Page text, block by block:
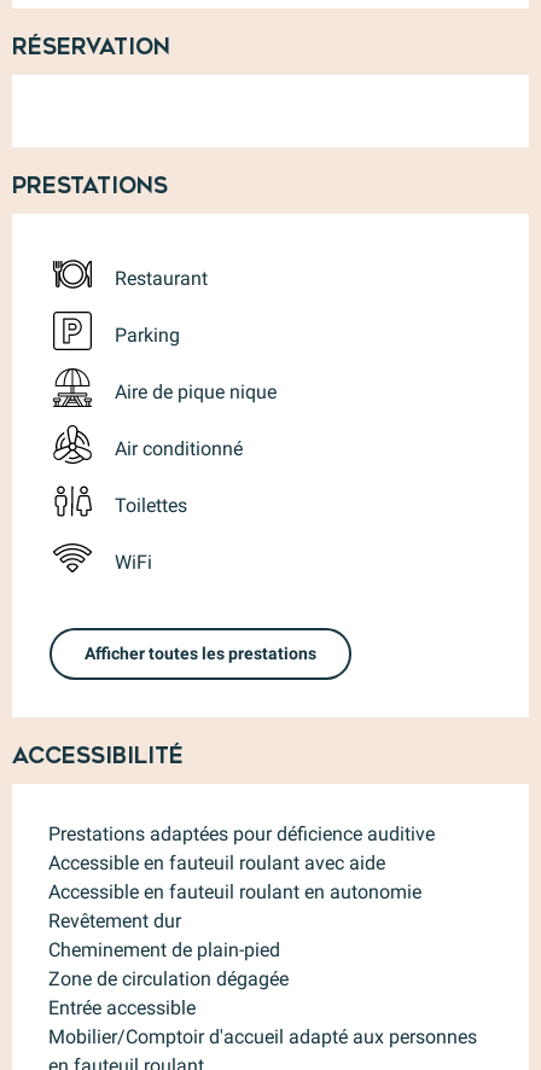
Réservation
Prestations
Restaurant
Parking
Aire de pique nique
Air conditionné
Toilettes
WiFi
Afficher toutes les prestations
Accessibilité
Prestations adaptées pour déficience auditive
Accessible en fauteuil roulant avec aide
Accessible en fauteuil roulant en autonomie
Revêtement dur
Cheminement de plain-pied
Zone de circulation dégagée
Entrée accessible
Mobilier/Comptoir d'accueil adapté aux personnes